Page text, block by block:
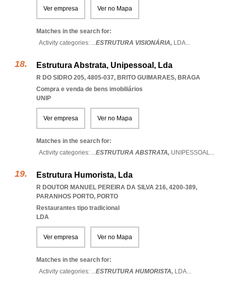
Ver empresa Ver no Mapa
Matches in the search for:
Activity categories: ...ESTRUTURA VISIONÁRIA, LDA...
Estrutura Abstrata, Unipessoal, Lda
R DO SIDRO 205, 4805-037, BRITO GUIMARAES, BRAGA
Compra e venda de bens imobiliários
UNIP
Ver empresa Ver no Mapa
Matches in the search for:
Activity categories: ...ESTRUTURA ABSTRATA, UNIPESSOAL...
Estrutura Humorista, Lda
R DOUTOR MANUEL PEREIRA DA SILVA 216, 4200-389,
PARANHOS PORTO, PORTO
Restaurantes tipo tradicional
LDA
Ver empresa Ver no Mapa
Matches in the search for:
Activity categories: ...ESTRUTURA HUMORISTA, LDA...